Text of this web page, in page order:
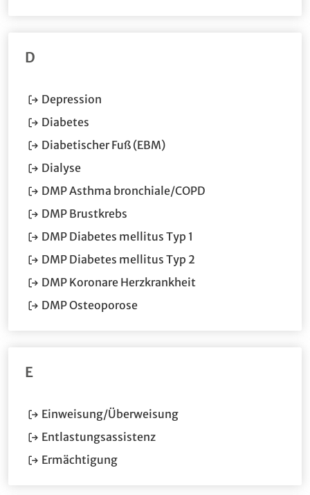
D
Depression
Diabetes
Diabetischer Fuß (EBM)(Öffnet im neuen Fenster.)
Dialyse(Öffnet im neuen Fenster.)
DMP Asthma bronchiale/COPD
DMP Brustkrebs
DMP Diabetes mellitus Typ 1
DMP Diabetes mellitus Typ 2
DMP Koronare Herzkrankheit
DMP Osteoporose
E
Einweisung/Überweisung(Öffnet im neuen
Entlastungsassistenz(Öffnet im neuen Fenster.)
Ermächtigung(Öffnet im neuen Fenster.)